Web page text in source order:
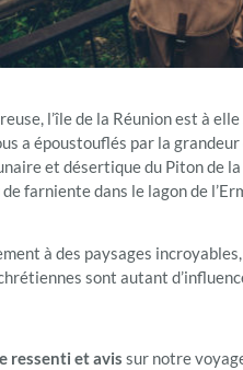
l’île de la Réunion est à
a époustouflés par la
et désertique du Piton de
farniente dans le lagon de
à des paysages
sont autant
ressenti et avissur notre